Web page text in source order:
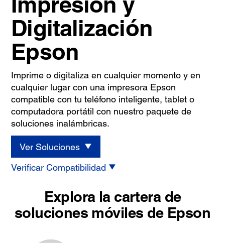
Digitalización
Epson
Imprime o digitaliza en cualquier momento y en
cualquier lugar con una impresora Epson
compatible con tu teléfono inteligente, tablet o
computadora portátil con nuestro paquete de
soluciones inalámbricas.
Ver Soluciones
Verificar Compatibilidad
Explora la cartera de
soluciones móviles de Epson